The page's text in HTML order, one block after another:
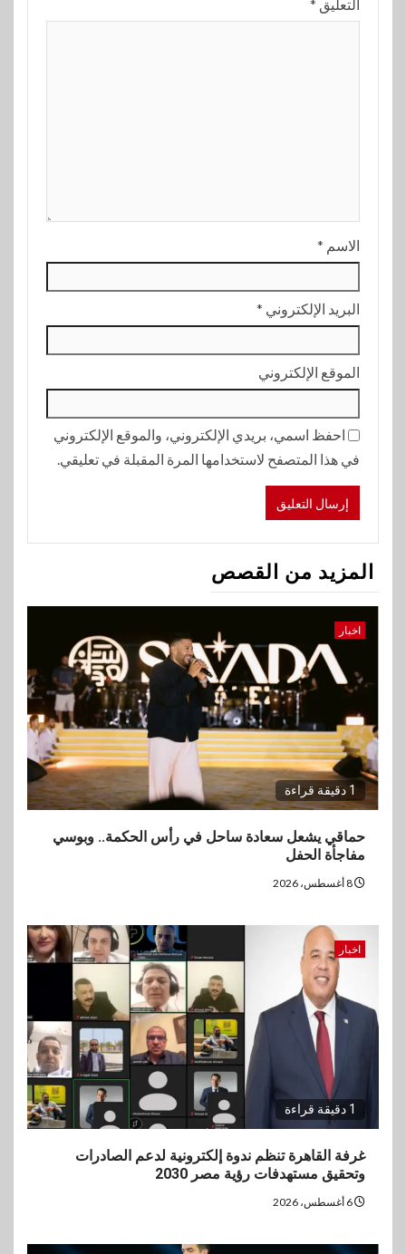
التعليق *
الاسم *
البريد الإلكتروني *
الموقع الإلكتروني
احفظ اسمي، بريدي الإلكتروني، والموقع الإلكتروني
في هذا المتصفح لاستخدامها المرة المقبلة في تعليقي.
المزيد من القصص
اخبار
1 دقيقة قراءة
حماقي يشعل سعادة ساحل في رأس الحكمة.. وبوسي
مفاجأة الحفل
اخبار
1 دقيقة قراءة
غرفة القاهرة تنظم ندوة إلكترونية لدعم الصادرات
وتحقيق مستهدفات رؤية مصر 2030